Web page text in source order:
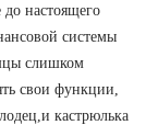
настоящего
системы
слишком
свои функции,
кастрюлька